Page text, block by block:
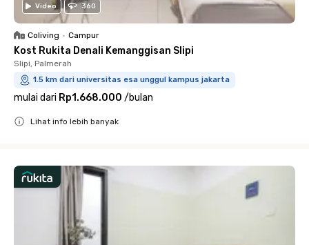
Video 360
Coliving • Campur
Kost Rukita Denali Kemanggisan Slipi
Slipi, Palmerah
1.5 km dari universitas esa unggul kampus jakarta
mulai dari Rp1.668.000 /bulan
Lihat info lebih banyak